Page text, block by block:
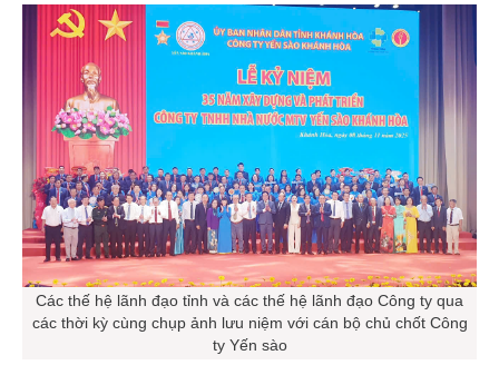
Các thế hệ lãnh đạo tỉnh và các thế hệ lãnh đạo Công ty qua
các thời kỳ cùng chụp ảnh lưu niệm với cán bộ chủ chốt Công
ty Yến sào